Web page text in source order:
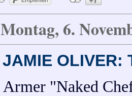
Montag, 6.
JAMIE OLIVER:
Armer "Naked